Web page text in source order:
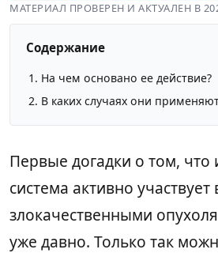
МАТЕРИАЛ ПРОВЕРЕН И АКТУАЛЕН В
Содержание
На чем основано ее действие?
В каких случаях они
Первые догадки о том, что
система активно
злокачественными
уже давно. Только так